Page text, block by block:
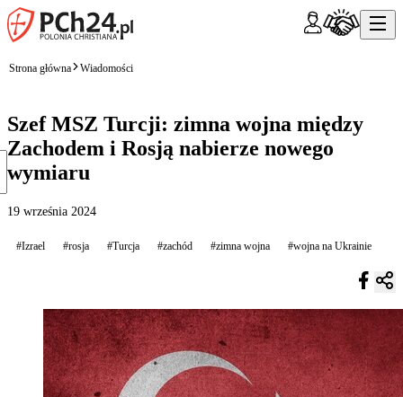
Strona główna Wiadomości
Szef MSZ Turcji: zimna wojna między
Zachodem i Rosją nabierze nowego
wymiaru
19 września 2024
#Izrael #rosja #Turcja #zachód #zimna wojna #wojna na Ukrainie